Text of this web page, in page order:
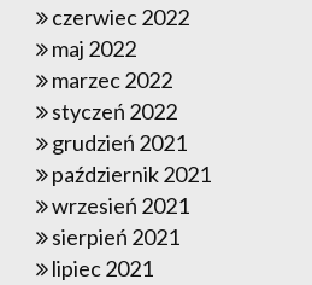
czerwiec 2022
maj 2022
marzec 2022
styczeń 2022
grudzień 2021
październik 2021
wrzesień 2021
sierpień 2021
lipiec 2021